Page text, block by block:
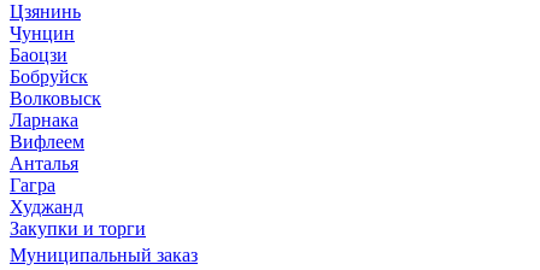
Цзянинь
Чунцин
Баоцзи
Бобруйск
Волковыск
Ларнака
Вифлеем
Анталья
Гагра
Худжанд
Закупки и торги
Муниципальный заказ